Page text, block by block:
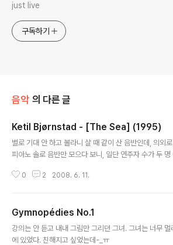
just live
구독하기
음악 의 다른 글
Ketil Bjørnstad - [The Sea] (1995)
별로 기대 안 하고 볼라니 살 때 같이 산 음반인데, 의외
피아노 솔로 음반만 모으다 보니, 일단 연주자 수가 두 명
4개 반에 앨범픽인데, 키스 자렛 쿼텟 별 5개짜리 음반도
도 들어도 좋은 걸 모르겠으니 역시 음반은 사기 전에 미
근데 그게 또 솔식을 한번 키면 빨리 다운받기 위해 사람
에 폴더 옮기고 태깅해야지 하느라 삼천포로 빠져버리는
0 2 2008. 6. 11.
Gymnopédies No.1
강의는 안 듣고 내내 그림만 그리던 그녀. 그녀는 너무 멀
에 있었다. 친해지고 싶었는데-_ㅠ